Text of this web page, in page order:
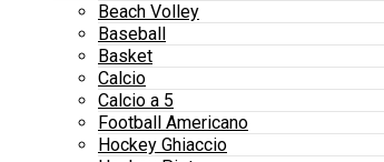
Beach Volley
Baseball
Basket
Calcio
Calcio a 5
Football Americano
Hockey Ghiaccio